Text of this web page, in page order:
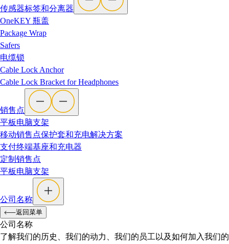
传感器标签和分离器
OneKEY 瓶盖
Package Wrap
Safers
电缆锁
Cable Lock Anchor
Cable Lock Bracket for Headphones
销售点
平板电脑支架
移动销售点保护套和充电解决方案
支付终端基座和充电器
定制销售点
平板电脑支架
公司名称
返回菜单
公司名称
了解我们的历史、我们的动力、我们的员工以及如何加入我们的